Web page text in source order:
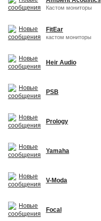
Кастом мониторы
FitEar
кастом мониторы
Heir Audio
PSB
Prology
Yamaha
V-Moda
Focal